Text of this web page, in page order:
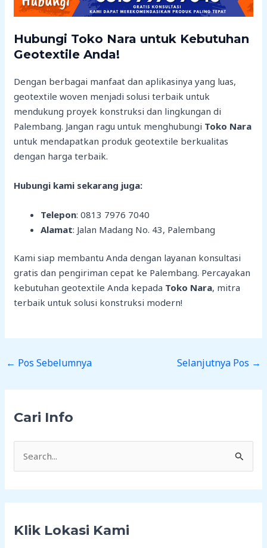
Hubungi Toko Nara untuk Kebutuhan
Geotextile Anda!
Dengan berbagai manfaat dan aplikasinya yang luas,
geotextile woven menjadi solusi terbaik untuk
mendukung proyek konstruksi dan lingkungan di
Palembang. Jangan ragu untuk menghubungi Toko Nara
untuk mendapatkan produk geotextile berkualitas
dengan harga terbaik.
Hubungi kami sekarang juga:
Telepon: 0813 7976 7040
Alamat: Jalan Madang No. 43, Palembang
Kami siap membantu Anda dengan layanan konsultasi
gratis dan pengiriman cepat ke Palembang. Percayakan
kebutuhan geotextile Anda kepada Toko Nara, mitra
terbaik untuk solusi konstruksi modern!
← Pos Sebelumnya Selanjutnya Pos →
Cari Info
u
Klik Lokasi Kami